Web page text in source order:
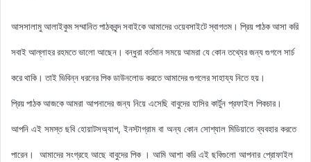
আসসালামু আলাইকুম সম্মানিত পাঠকবৃন্দ সবাইকে আমাদের ওয়েবসাইটে স্বাগতম। প্রিয় পাঠক আসা করি
সবাই আল্লাহর রহমতে ভালো আছেন। বন্ধুরা বর্তমান সময়ে আমরা যে কোন তথ্যের জন্য গুগলে সার্চ
করে থাকি। তাই ভিবিন্ন ধরনের পিক ডাউনলোড করতে আমাদের গুগলের সাহায্য নিতে হয়।
প্রিয় পাঠক আজকেআমরা আপনাদের জন্য নিয়ে এসেছি বাবুদের হাসির কার্টুন প্রফাইল পিকচার।
আপনি এই সমস্ত ছবি হোয়াটসঅ্যাপ, ইনস্টাগ্রাম বা অন্য কোন সোশ্যাল মিডিয়াতে ব্যবহার করতে
পারেন। আমাদের সংগ্রহে আছে বাবুদের পিক । আমি আশা করি এই ছবিগুলো আপনার প্রোফাইল